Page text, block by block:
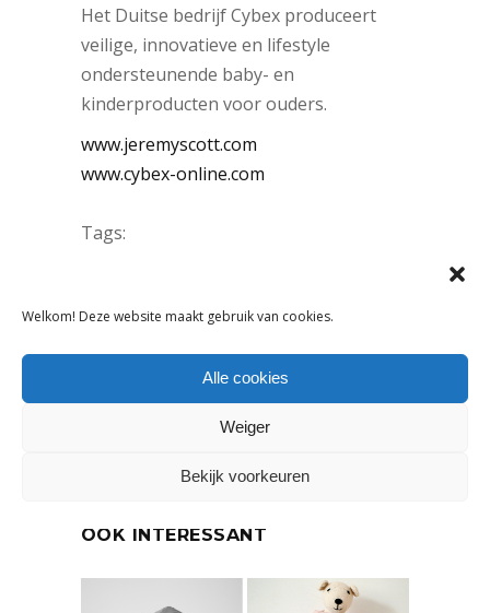
Welkom! Deze website maakt gebruik van cookies.
Alle cookies
Weiger
Bekijk voorkeuren
Het Duitse bedrijf Cybex produceert
veilige, innovatieve en lifestyle
ondersteunende baby- en
kinderproducten voor ouders.
www.jeremyscott.com
www.cybex-online.com
Tags:
VORIG ARTIKEL VOLGEND ARTIKEL
OOK INTERESSANT